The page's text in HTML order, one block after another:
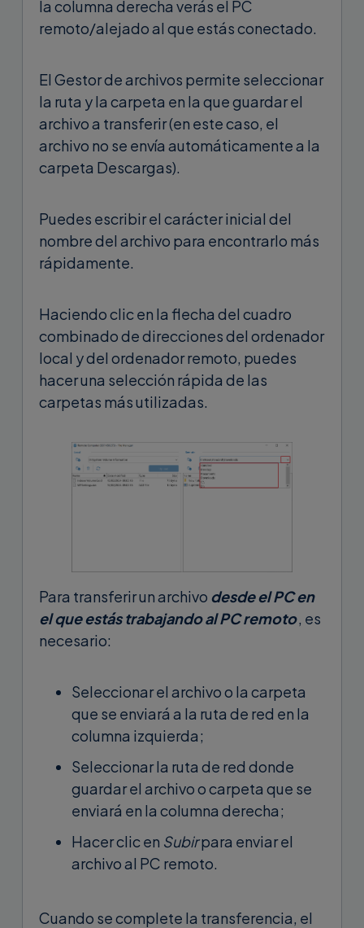
la columna derecha verás el PC
remoto/alejado al que estás conectado.
El Gestor de archivos permite seleccionar
la ruta y la carpeta en la que guardar el
archivo a transferir (en este caso, el
archivo no se envía automáticamente a la
carpeta Descargas).
Puedes escribir el carácter inicial del
nombre del archivo para encontrarlo más
rápidamente.
Haciendo clic en la flecha del cuadro
combinado de direcciones del ordenador
local y del ordenador remoto, puedes
hacer una selección rápida de las
carpetas más utilizadas.
Para transferir un archivo desde el PC en
el que estás trabajando al PC remoto, es
necesario:
Seleccionar el archivo o la carpeta
que se enviará a la ruta de red en la
columna izquierda;
Seleccionar la ruta de red donde
guardar el archivo o carpeta que se
enviará en la columna derecha;
Hacer clic en Subirpara enviar el
archivo al PC remoto.
Cuando se complete la transferencia, el